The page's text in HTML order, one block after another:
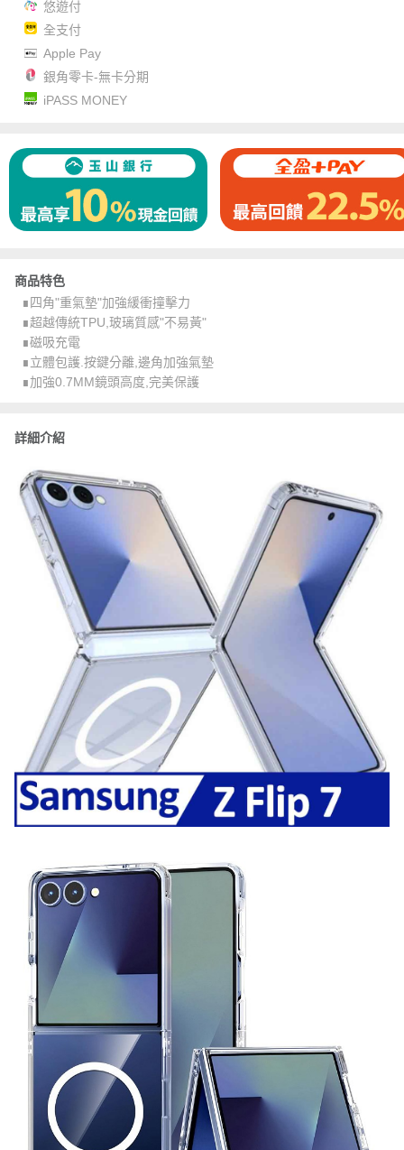
悠遊付
全支付
Apple Pay
銀角零卡-無卡分期
iPASS MONEY
商品特色
∎四角"重氣墊"加強緩衝撞擊力
∎超越傳統TPU,玻璃質感"不易黃"
∎磁吸充電
∎立體包護.按鍵分離,邊角加強氣墊
∎加強0.7MM鏡頭高度,完美保護
詳細介紹